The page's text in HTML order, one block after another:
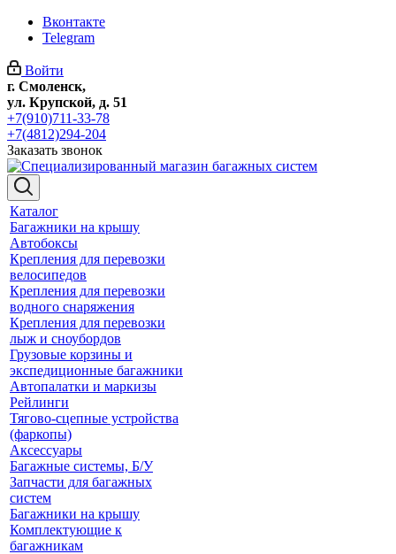
Вконтакте
Telegram
Войти
г. Смоленск,
ул. Крупской, д. 51
+7(910)711-33-78
+7(4812)294-204
Заказать звонок
Каталог
Багажники на крышу
Автобоксы
Крепления для перевозки
велосипедов
Крепления для перевозки
водного снаряжения
Крепления для перевозки
лыж и сноубордов
Грузовые корзины и
экспедиционные багажники
Автопалатки и маркизы
Рейлинги
Тягово-сцепные устройства
(фаркопы)
Аксессуары
Багажные системы, Б/У
Запчасти для багажных
систем
Багажники на крышу
Комплектующие к
багажникам